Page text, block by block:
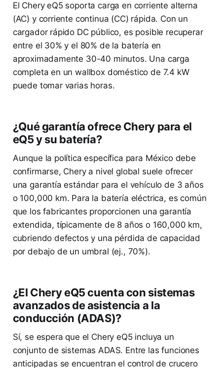
El Chery eQ5 soporta carga en corriente alterna
(AC) y corriente continua (CC) rápida. Con un
cargador rápido DC público, es posible recuperar
entre el 30% y el 80% de la batería en
aproximadamente 30-40 minutos. Una carga
completa en un wallbox doméstico de 7.4 kW
puede tomar varias horas.
¿Qué garantía ofrece Chery para el
eQ5 y su batería?
Aunque la política específica para México debe
confirmarse, Chery a nivel global suele ofrecer
una garantía estándar para el vehículo de 3 años
o 100,000 km. Para la batería eléctrica, es común
que los fabricantes proporcionen una garantía
extendida, típicamente de 8 años o 160,000 km,
cubriendo defectos y una pérdida de capacidad
por debajo de un umbral (ej., 70%).
¿El Chery eQ5 cuenta con sistemas
avanzados de asistencia a la
conducción (ADAS)?
Sí, se espera que el Chery eQ5 incluya un
conjunto de sistemas ADAS. Entre las funciones
anticipadas se encuentran el control de crucero